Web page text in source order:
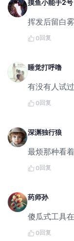
摸鱼小能手2号
挥发后留白
0回复
睡觉打呼噜
有没有人试
0回复
深渊独行狼
最烦那种看
0回复
药师孙
傻瓜式工具
0回复